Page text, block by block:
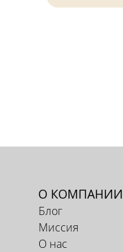
О КОМПАНИИ
Блог
Миссия
О нас